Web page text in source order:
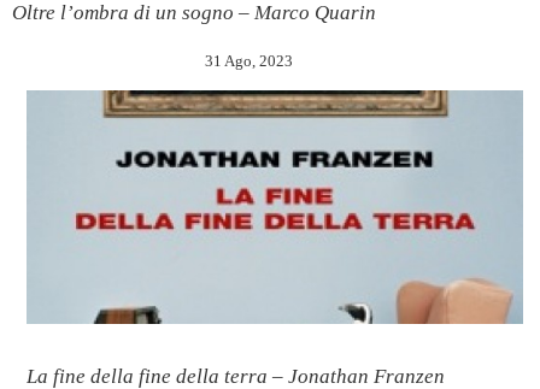
Oltre l’ombra di un sogno – Marco Quarin
31 Ago, 2023
La fine della fine della terra – Jonathan Franzen